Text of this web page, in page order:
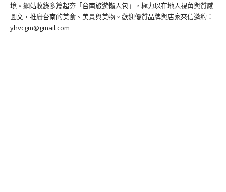
境。網站收錄多篇超夯「台南旅遊懶人包」，極力以在地人視角與質感
圖文，推廣台南的美食、美景與美物。歡迎優質品牌與店家來信邀約：
yhvcgm@gmail.com